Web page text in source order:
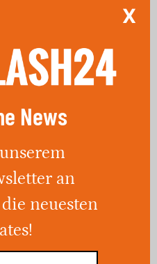
verliert.
X
News
an
neuesten